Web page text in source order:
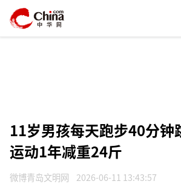
11岁男孩每天跑步40分钟
运动1年减重24斤
微博青岛文明网 2026-06-11 13:43:57